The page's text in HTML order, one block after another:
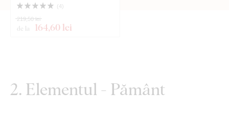
( 4)
de la 164,60 lei
219,50 lei
2. Elementul - Pământ